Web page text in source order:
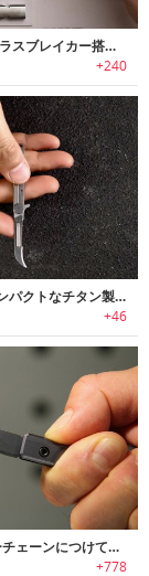
GP 1945｜ガラスブレイカー搭載EDCペン「GP 1945」
+240
Tiflex｜超コンパクトなチタン製EDCナイフ
+46
BLADE｜キーチェーンにつけて持ち運び可能なチタン製EDCナイフ「ブレード」
+778